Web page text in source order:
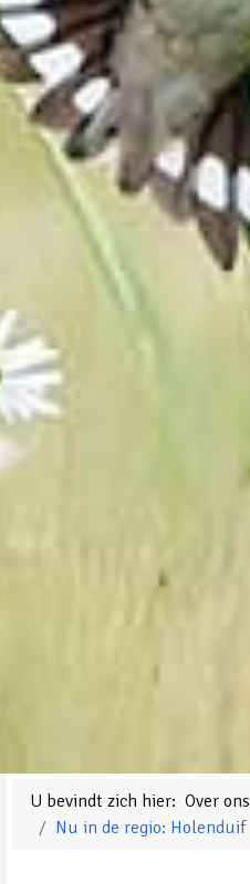
U bevindt zich hier:Over ons
Nu in de regio: Holenduif